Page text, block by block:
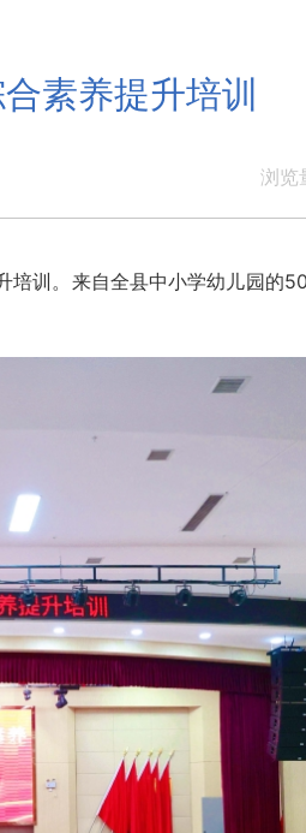
素养提升培训
浏览
训。来自全县中小学幼儿园的